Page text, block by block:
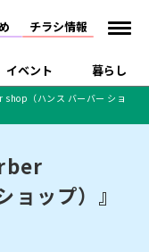
チラシ情報
イベント 暮らし
下越
閉店
現地レポート
祭り・伝統行事
住宅メーカー・工務
店
インタビュー
ラッグストア・ホーム
ンター
（ハンス バーバー ショ
ップ）』